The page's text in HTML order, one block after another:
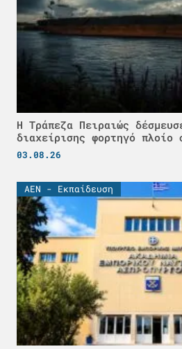
Η Τράπεζα Πειραιώς
διαχείρισης φορτηγό πλοίο
03.08.26
ΑΕΝ - Εκπαίδευση